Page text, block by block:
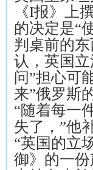
《I报》上
的决定是“
判桌前的
认，英国
问”担心可
来”俄罗斯
“随着每一
失了，”他
“英国的立
御》的一